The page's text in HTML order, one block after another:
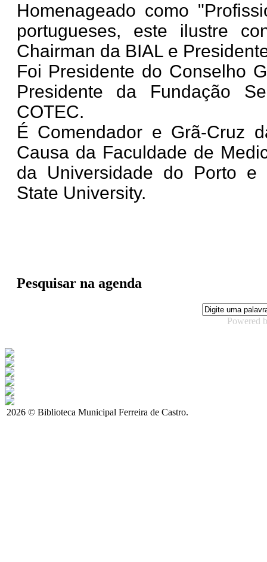
Homenageado como
portugueses, este ilustre
Chairman da BIAL e
Foi Presidente do Conselho
Presidente da Fundação
COTEC.
É Comendador e Grã-Cruz
Causa da Faculdade de
da Universidade do Porto e
State University.
Pesquisar na agenda
Powered
2026 © Biblioteca Municipal Ferreira de Castro.